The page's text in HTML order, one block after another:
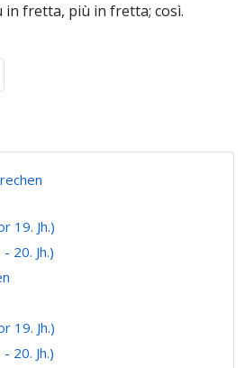
in fretta, più in fretta; così.
19. Jh.)
20. Jh.)
19. Jh.)
20. Jh.)